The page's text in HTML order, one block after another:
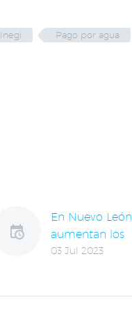
Inegi Pago por agua
En Nuevo León
aumentan los
trabajadores
03 Jul 2023